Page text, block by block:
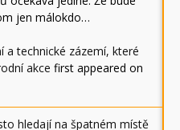
jen málokdo…
a technické zázemí, které
akce first appeared on
hledají na špatném místě